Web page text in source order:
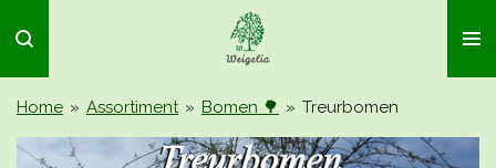
direct
naar
de
Home » Assortiment » Bomen 🌳 » Treurbomen